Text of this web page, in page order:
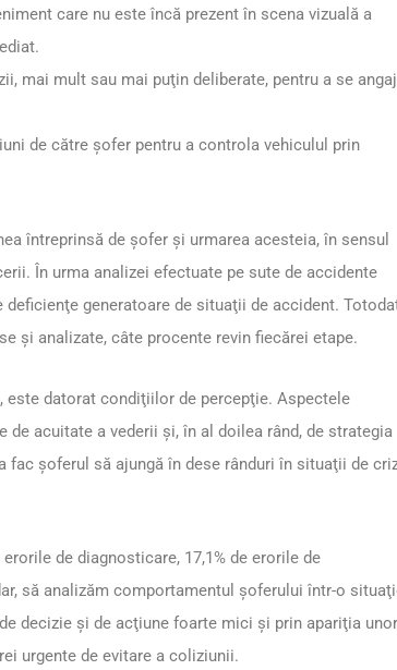
care nu este încă prezent în scena vizuală a
mai mult sau mai puţin deliberate, pentru a se
de către şofer pentru a controla vehiculul prin
întreprinsă de şofer şi urmarea acesteia, în sensul
În urma analizei efectuate pe sute de accidente
generatoare de situaţii de accident.
şi analizate, câte procente revin fiecărei etape.
este datorat condiţiilor de percepţie. Aspectele
de acuitate a vederii şi, în al doilea rând, de strategia
şoferul să ajungă în dese rânduri în situaţii de
de diagnosticare, 17,1% de erorile de
să analizăm comportamentul şoferului într-o
decizie şi de acţiune foarte mici şi prin apariţia unor
urgente de evitare a coliziunii.